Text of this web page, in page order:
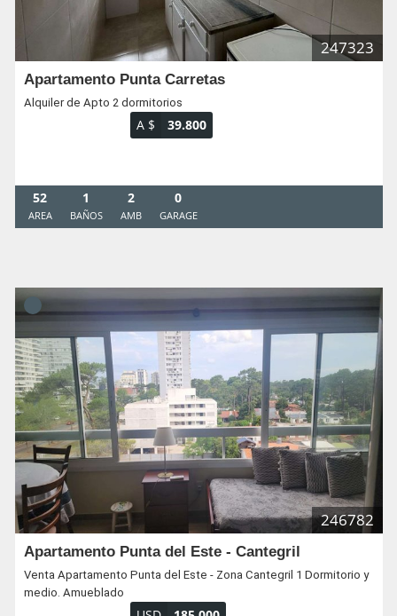
247323
Apartamento Punta Carretas
Alquiler de Apto 2 dormitorios
A $ 39.800
52
AREA
1
BAÑOS
2
AMB
0
GARAGE
246782
Apartamento Punta del Este - Cantegril
Venta Apartamento Punta del Este - Zona Cantegril 1 Dormitorio y
medio. Amueblado